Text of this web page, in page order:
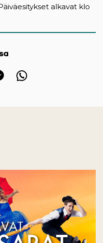
alkavat klo
tab)
a new tab)
in a new
(opens in a